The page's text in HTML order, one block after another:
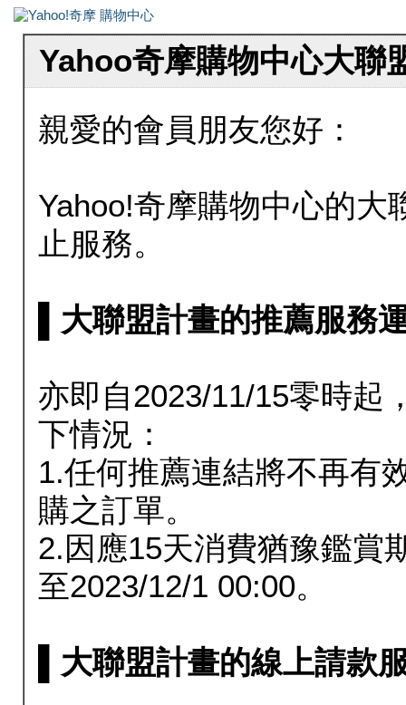
Yahoo奇摩購物中心大聯
親愛的會員朋友您好：
Yahoo!奇摩購物中心的大
止服務。
▌大聯盟計畫的推薦服務
亦即自2023/11/15零時起
下情況：
1.任何推薦連結將不再有
購之訂單。
2.因應15天消費猶豫鑑賞
至2023/12/1 00:00。
▌大聯盟計畫的線上請款